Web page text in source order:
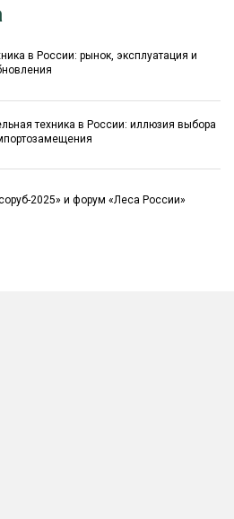
в России: рынок, эксплуатация и
техника в России: иллюзия выбора
2025» и форум «Леса России»